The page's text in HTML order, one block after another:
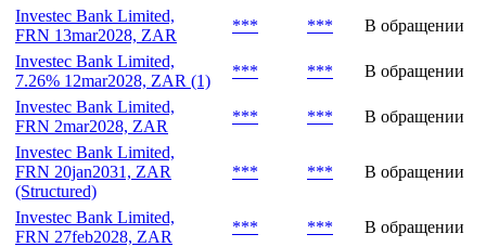
Investec Bank Limited,
FRN 13mar2028, ZAR
*** ***
В обращении
Investec Bank Limited,
7.26% 12mar2028, ZAR (1)
*** ***
В обращении
Investec Bank Limited,
FRN 2mar2028, ZAR
*** ***
В обращении
Investec Bank Limited,
FRN 20jan2031, ZAR
(Structured)
*** *** В обращении
Investec Bank Limited,
FRN 27feb2028, ZAR
*** ***
В обращении